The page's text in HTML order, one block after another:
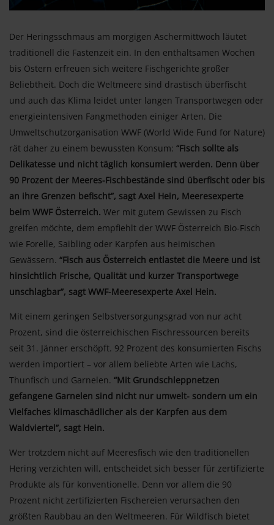
Der Heringsschmaus am morgigen Aschermittwoch läutet
traditionell die Fastenzeit ein. In den enthaltsamen Wochen
bis Ostern erfreuen sich weitere Fischgerichte großer
Beliebtheit. Doch die Weltmeere sind drastisch überfischt
und auch das Klima leidet unter langen Transportwegen oder
energieintensiven Fangmethoden einiger Arten. Die
Umweltschutzorganisation WWF (World Wide Fund for Nature)
rät daher zu einem bewussten Konsum: “Fisch sollte als
Delikatesse und nicht täglich konsumiert werden. Denn über
90 Prozent der Meeres-Fischbestände sind überfischt oder bis
an ihre Grenzen befischt”, sagt Axel Hein, Meeresexperte
beim WWF Österreich. Wer mit gutem Gewissen zu Fisch
greifen möchte, dem empfiehlt der WWF Österreich Bio-Fisch
wie Forelle, Saibling oder Karpfen aus heimischen
Gewässern. “Fisch aus Österreich entlastet die Meere und ist
hinsichtlich Frische, Qualität und kurzer Transportwege
unschlagbar”, sagt WWF-Meeresexperte Axel Hein.
Mit einem geringen Selbstversorgungsgrad von nur acht
Prozent, sind die österreichischen Fischressourcen bereits
seit 31. Jänner erschöpft. 92 Prozent des konsumierten Fischs
werden importiert – vor allem beliebte Arten wie Lachs,
Thunfisch und Garnelen. “Mit Grundschleppnetzen
gefangene Garnelen sind nicht nur umwelt- sondern um ein
Vielfaches klimaschädlicher als der Karpfen aus dem
Waldviertel”, sagt Hein.
Wer trotzdem nicht auf Meeresfisch wie den traditionellen
Hering verzichten will, entscheidet sich besser für zertifizierte
Produkte als für konventionelle. Denn vor allem die 90
Prozent nicht zertifizierten Fischereien verursachen den
größten Raubbau an den Weltmeeren. Für Wildfisch bietet